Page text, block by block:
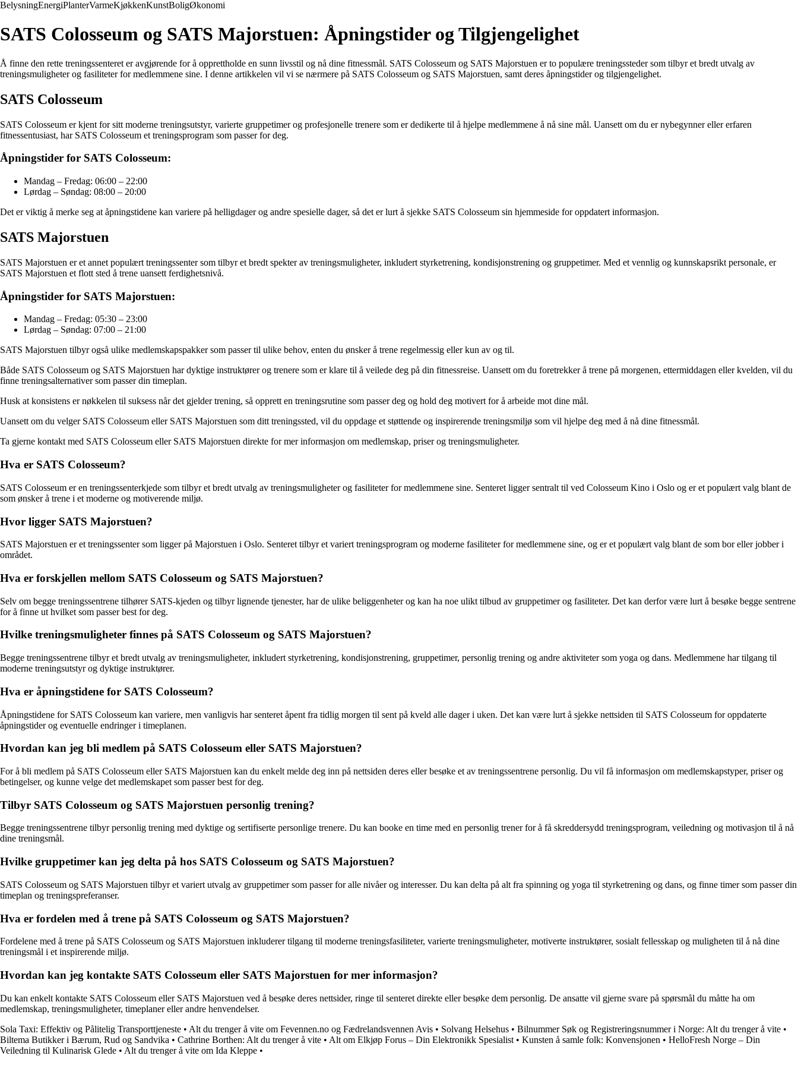
BelysningEnergiPlanterVarmeKjøkkenKunstBoligØkonomi
SATS Colosseum og SATS Majorstuen: Åpningstider og Tilgjengelighet
Å finne den rette treningssenteret er avgjørende for å opprettholde en sunn livsstil og nå dine fitnessmål. SATS Colosseum og SATS Majorstuen er to populære treningssteder som tilbyr et bredt utvalg av
treningsmuligheter og fasiliteter for medlemmene sine. I denne artikkelen vil vi se nærmere på SATS Colosseum og SATS Majorstuen, samt deres åpningstider og tilgjengelighet.
SATS Colosseum
SATS Colosseum er kjent for sitt moderne treningsutstyr, varierte gruppetimer og profesjonelle trenere som er dedikerte til å hjelpe medlemmene å nå sine mål. Uansett om du er nybegynner eller erfaren
fitnessentusiast, har SATS Colosseum et treningsprogram som passer for deg.
Åpningstider for SATS Colosseum:
Mandag – Fredag: 06:00 – 22:00
Lørdag – Søndag: 08:00 – 20:00
Det er viktig å merke seg at åpningstidene kan variere på helligdager og andre spesielle dager, så det er lurt å sjekke SATS Colosseum sin hjemmeside for oppdatert informasjon.
SATS Majorstuen
SATS Majorstuen er et annet populært treningssenter som tilbyr et bredt spekter av treningsmuligheter, inkludert styrketrening, kondisjonstrening og gruppetimer. Med et vennlig og kunnskapsrikt personale, er
SATS Majorstuen et flott sted å trene uansett ferdighetsnivå.
Åpningstider for SATS Majorstuen:
Mandag – Fredag: 05:30 – 23:00
Lørdag – Søndag: 07:00 – 21:00
SATS Majorstuen tilbyr også ulike medlemskapspakker som passer til ulike behov, enten du ønsker å trene regelmessig eller kun av og til.
Både SATS Colosseum og SATS Majorstuen har dyktige instruktører og trenere som er klare til å veilede deg på din fitnessreise. Uansett om du foretrekker å trene på morgenen, ettermiddagen eller kvelden, vil du
finne treningsalternativer som passer din timeplan.
Husk at konsistens er nøkkelen til suksess når det gjelder trening, så opprett en treningsrutine som passer deg og hold deg motivert for å arbeide mot dine mål.
Uansett om du velger SATS Colosseum eller SATS Majorstuen som ditt treningssted, vil du oppdage et støttende og inspirerende treningsmiljø som vil hjelpe deg med å nå dine fitnessmål.
Ta gjerne kontakt med SATS Colosseum eller SATS Majorstuen direkte for mer informasjon om medlemskap, priser og treningsmuligheter.
Hva er SATS Colosseum?
SATS Colosseum er en treningssenterkjede som tilbyr et bredt utvalg av treningsmuligheter og fasiliteter for medlemmene sine. Senteret ligger sentralt til ved Colosseum Kino i Oslo og er et populært valg blant de
som ønsker å trene i et moderne og motiverende miljø.
Hvor ligger SATS Majorstuen?
SATS Majorstuen er et treningssenter som ligger på Majorstuen i Oslo. Senteret tilbyr et variert treningsprogram og moderne fasiliteter for medlemmene sine, og er et populært valg blant de som bor eller jobber i
området.
Hva er forskjellen mellom SATS Colosseum og SATS Majorstuen?
Selv om begge treningssentrene tilhører SATS-kjeden og tilbyr lignende tjenester, har de ulike beliggenheter og kan ha noe ulikt tilbud av gruppetimer og fasiliteter. Det kan derfor være lurt å besøke begge sentrene
for å finne ut hvilket som passer best for deg.
Hvilke treningsmuligheter finnes på SATS Colosseum og SATS Majorstuen?
Begge treningssentrene tilbyr et bredt utvalg av treningsmuligheter, inkludert styrketrening, kondisjonstrening, gruppetimer, personlig trening og andre aktiviteter som yoga og dans. Medlemmene har tilgang til
moderne treningsutstyr og dyktige instruktører.
Hva er åpningstidene for SATS Colosseum?
Åpningstidene for SATS Colosseum kan variere, men vanligvis har senteret åpent fra tidlig morgen til sent på kveld alle dager i uken. Det kan være lurt å sjekke nettsiden til SATS Colosseum for oppdaterte
åpningstider og eventuelle endringer i timeplanen.
Hvordan kan jeg bli medlem på SATS Colosseum eller SATS Majorstuen?
For å bli medlem på SATS Colosseum eller SATS Majorstuen kan du enkelt melde deg inn på nettsiden deres eller besøke et av treningssentrene personlig. Du vil få informasjon om medlemskapstyper, priser og
betingelser, og kunne velge det medlemskapet som passer best for deg.
Tilbyr SATS Colosseum og SATS Majorstuen personlig trening?
Begge treningssentrene tilbyr personlig trening med dyktige og sertifiserte personlige trenere. Du kan booke en time med en personlig trener for å få skreddersydd treningsprogram, veiledning og motivasjon til å nå
dine treningsmål.
Hvilke gruppetimer kan jeg delta på hos SATS Colosseum og SATS Majorstuen?
SATS Colosseum og SATS Majorstuen tilbyr et variert utvalg av gruppetimer som passer for alle nivåer og interesser. Du kan delta på alt fra spinning og yoga til styrketrening og dans, og finne timer som passer din
timeplan og treningspreferanser.
Hva er fordelen med å trene på SATS Colosseum og SATS Majorstuen?
Fordelene med å trene på SATS Colosseum og SATS Majorstuen inkluderer tilgang til moderne treningsfasiliteter, varierte treningsmuligheter, motiverte instruktører, sosialt fellesskap og muligheten til å nå dine
treningsmål i et inspirerende miljø.
Hvordan kan jeg kontakte SATS Colosseum eller SATS Majorstuen for mer informasjon?
Du kan enkelt kontakte SATS Colosseum eller SATS Majorstuen ved å besøke deres nettsider, ringe til senteret direkte eller besøke dem personlig. De ansatte vil gjerne svare på spørsmål du måtte ha om
medlemskap, treningsmuligheter, timeplaner eller andre henvendelser.
Sola Taxi: Effektiv og Pålitelig Transporttjeneste • Alt du trenger å vite om Fevennen.no og Fædrelandsvennen Avis • Solvang Helsehus • Bilnummer Søk og Registreringsnummer i Norge: Alt du trenger å vite •
Biltema Butikker i Bærum, Rud og Sandvika • Cathrine Borthen: Alt du trenger å vite • Alt om Elkjøp Forus – Din Elektronikk Spesialist • Kunsten å samle folk: Konvensjonen • HelloFresh Norge – Din
Veiledning til Kulinarisk Glede • Alt du trenger å vite om Ida Kleppe •